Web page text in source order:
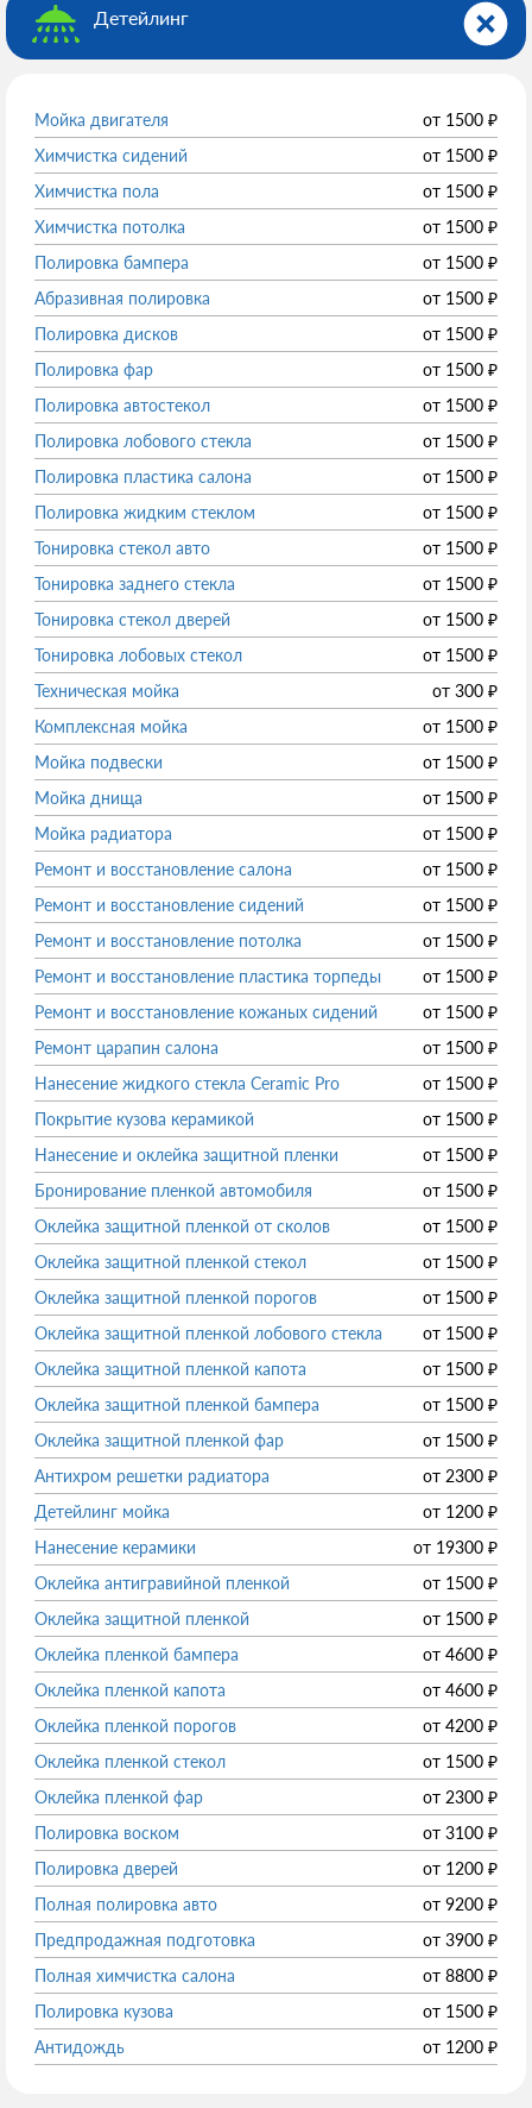
Детейлинг
Мойка двигателя от 1500 ₽
Химчистка сидений
от 1500 ₽
Химчистка пола
от 1500 ₽
Химчистка потолка
от 1500 ₽
Полировка бампера
от 1500 ₽
Абразивная полировка
от 1500 ₽
Полировка дисков
от 1500 ₽
Полировка фар
от 1500 ₽
Полировка автостекол
от 1500 ₽
Полировка лобового стекла
от 1500 ₽
Полировка пластика салона
от 1500 ₽
Полировка жидким стеклом
от 1500 ₽
Тонировка стекол авто
от 1500 ₽
Тонировка заднего стекла
от 1500 ₽
Тонировка стекол дверей
от 1500 ₽
Тонировка лобовых стекол
от 1500 ₽
Техническая мойка
от 300 ₽
Комплексная мойка
от 1500 ₽
Мойка подвески
от 1500 ₽
Мойка днища
от 1500 ₽
Мойка радиатора
от 1500 ₽
Ремонт и восстановление салона
от 1500 ₽
Ремонт и восстановление сидений
от 1500 ₽
Ремонт и восстановление потолка
от 1500 ₽
Ремонт и восстановление пластика торпеды
от 1500 ₽
Ремонт и восстановление кожаных сидений
от 1500 ₽
Ремонт царапин салона
от 1500 ₽
Нанесение жидкого стекла Ceramic Pro
от 1500 ₽
Покрытие кузова керамикой
от 1500 ₽
Нанесение и оклейка защитной пленки
от 1500 ₽
Бронирование пленкой автомобиля
от 1500 ₽
Оклейка защитной пленкой от сколов
от 1500 ₽
Оклейка защитной пленкой стекол
от 1500 ₽
Оклейка защитной пленкой порогов
от 1500 ₽
Оклейка защитной пленкой лобового стекла
от 1500 ₽
Оклейка защитной пленкой капота
от 1500 ₽
Оклейка защитной пленкой бампера
от 1500 ₽
Оклейка защитной пленкой фар
от 1500 ₽
Антихром решетки радиатора
от 2300 ₽
Детейлинг мойка
от 1200 ₽
Нанесение керамики
от 19300 ₽
Оклейка антигравийной пленкой
от 1500 ₽
Оклейка защитной пленкой
от 1500 ₽
Оклейка пленкой бампера
от 4600 ₽
Оклейка пленкой капота
от 4600 ₽
Оклейка пленкой порогов
от 4200 ₽
Оклейка пленкой стекол
от 1500 ₽
Оклейка пленкой фар
от 2300 ₽
Полировка воском
от 3100 ₽
Полировка дверей
от 1200 ₽
Полная полировка авто
от 9200 ₽
Предпродажная подготовка
от 3900 ₽
Полная химчистка салона
от 8800 ₽
Полировка кузова
от 1500 ₽
Антидождь
от 1200 ₽